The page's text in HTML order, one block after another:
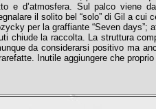
e d’atmosfera. Sul palco viene
il solito bel “solo” di Gil a cui
per la graffiante “Seven
chiude la raccolta. La struttura
da considerarsi positivo ma
Inutile aggiungere che